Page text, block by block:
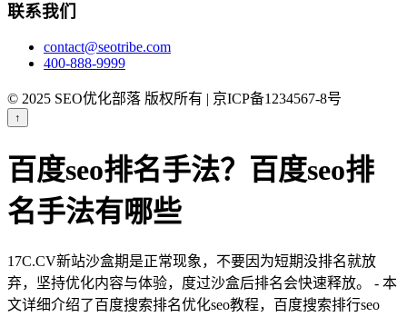
联系我们
contact@seotribe.com
400-888-9999
© 2025 SEO优化部落 版权所有 | 京ICP备1234567-8号
↑
百度seo排名手法？百度seo排
名手法有哪些
17C.CV新站沙盒期是正常现象，不要因为短期没排名就放
弃，坚持优化内容与体验，度过沙盒后排名会快速释放。 - 本
文详细介绍了百度搜索排名优化seo教程，百度搜索排行seo